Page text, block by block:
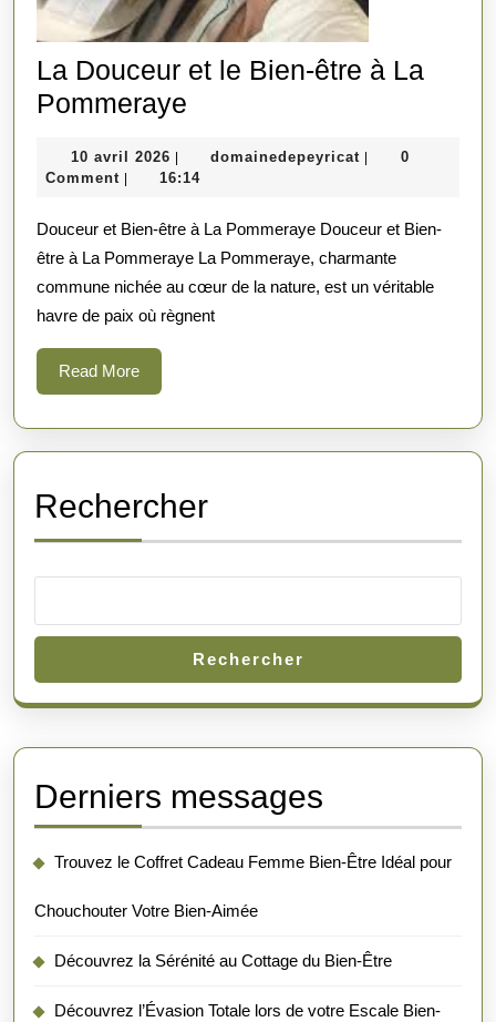
La Douceur et le Bien-être à La
Pommeraye
et
Bien-
être
à
10 avril 2026 10
avril
domainedepeyricat
0
Comment
16:14
Douceur et Bien-être à La Pommeraye Douceur et Bien-
être à La Pommeraye La Pommeraye, charmante
commune nichée au cœur de la nature, est un véritable
havre de paix où règnent
Read MoreRead
More
Rechercher
Rechercher
Derniers messages
Trouvez le Coffret Cadeau Femme Bien-Être Idéal pour
Chouchouter Votre Bien-Aimée
Découvrez la Sérénité au Cottage du Bien-Être
Découvrez l’Évasion Totale lors de votre Escale Bien-